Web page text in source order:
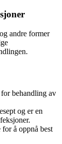
andre former
behandling av
og er en
å oppnå best